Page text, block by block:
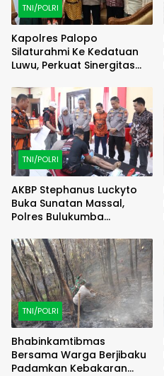
TNI/POLRI
Kapolres Palopo
Silaturahmi Ke Kedatuan
Luwu, Perkuat Sinergitas
TNI/POLRI
AKBP Stephanus Luckyto
Buka Sunatan Massal,
Polres Bulukumba
Pemuda Pancasila
TNI/POLRI
Bhabinkamtibmas
Bersama Warga Berjibaku
Padamkan Kebakaran